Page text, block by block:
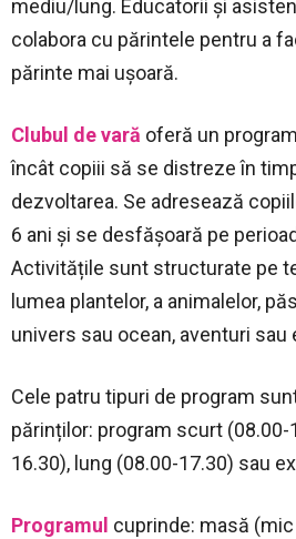
mediu/lung. Educatorii și
colabora cu părintele pentru a
părinte mai ușoară.
Clubul de vară oferă un
încât copiii să se distreze în
dezvoltarea. Se adresează
6 ani și se desfășoară pe
Activitățile sunt structurate pe
lumea plantelor, a animalelor,
univers sau ocean, aventuri sau
Cele patru tipuri de program
părinților: program scurt (08.00-
16.30), lung (08.00-17.30) sau
Programul cuprinde: masă